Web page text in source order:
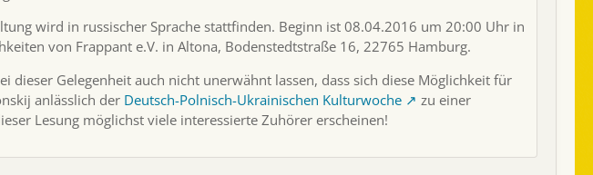
wird in russischer Sprache stattfinden. Beginn ist 08.04.2016 um 20:00 Uhr in
von Frappant e.V. in Altona, Bodenstedtstraße 16, 22765 Hamburg.
dieser Gelegenheit auch nicht unerwähnt lassen, dass sich diese Möglichkeit für
anlässlich der Deutsch-Polnisch-Ukrainischen Kulturwoche
zu einer
Lesung möglichst viele interessierte Zuhörer erscheinen!